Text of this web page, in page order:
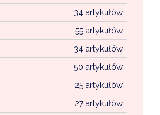
34 artykułów
55 artykułów
34 artykułów
50 artykułów
25 artykułów
27 artykułów